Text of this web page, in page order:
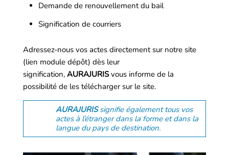
Demande de renouvellement du bail
Signification de courriers
Adressez-nous vos actes directement sur notre site
(lien module dépôt) dès leur
signification, AURAJURIS vous informe de la
possibilité de les télécharger sur le site.
AURAJURIS signifie également tous vos
actes à l’étranger dans la forme et dans la
langue du pays de destination.